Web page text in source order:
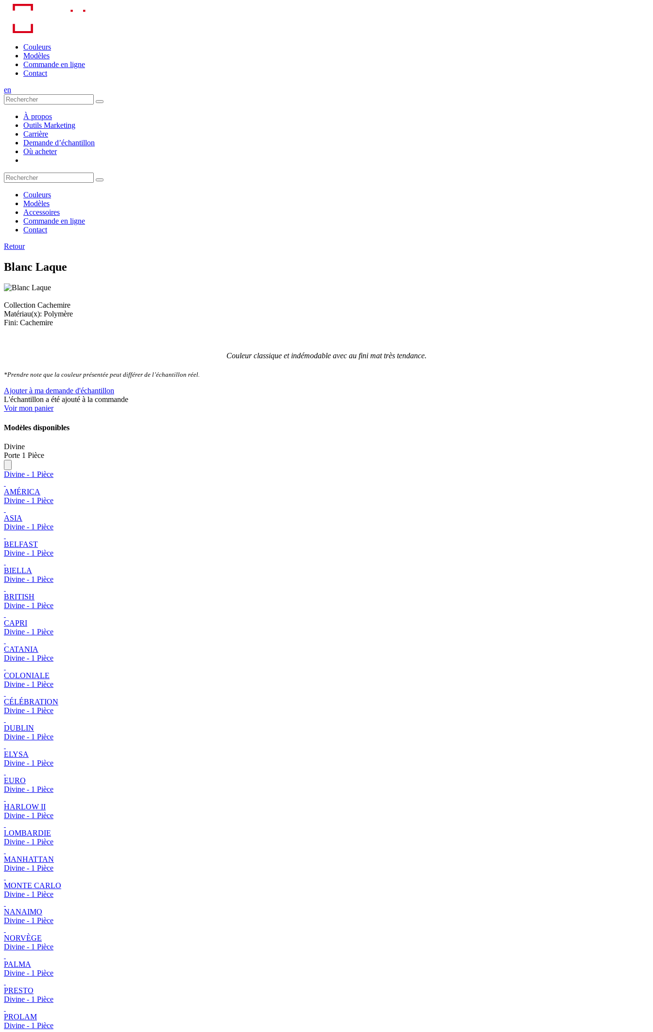
Skip
content
Couleurs
Modèles
Commande en ligne
Contact
en
À propos
Outils Marketing
Carrière
Demande d’échantillon
Où acheter
Couleurs
Modèles
Accessoires
Commande en ligne
Contact
Retour
Blanc Laque
Collection Cachemire
Matériau(x): Polymère
Fini: Cachemire
Couleur classique et indémodable avec au fini mat très tendance.
*Prendre note que la couleur présentée peut différer de l’échantillon réel.
Ajouter à ma demande d'échantillon
L'échantillon a été ajouté à la commande
Voir mon panier
Modèles disponibles
Divine
Porte 1 Pièce
Divine - 1 Pièce
AMÉRICA
Divine - 1 Pièce
ASIA
Divine - 1 Pièce
BELFAST
Divine - 1 Pièce
BIELLA
Divine - 1 Pièce
BRITISH
Divine - 1 Pièce
CAPRI
Divine - 1 Pièce
CATANIA
Divine - 1 Pièce
COLONIALE
Divine - 1 Pièce
CÉLÉBRATION
Divine - 1 Pièce
DUBLIN
Divine - 1 Pièce
ELYSA
Divine - 1 Pièce
EURO
Divine - 1 Pièce
HARLOW II
Divine - 1 Pièce
LOMBARDIE
Divine - 1 Pièce
MANHATTAN
Divine - 1 Pièce
MONTE CARLO
Divine - 1 Pièce
NANAIMO
Divine - 1 Pièce
NORVÈGE
Divine - 1 Pièce
PALMA
Divine - 1 Pièce
PRESTO
Divine - 1 Pièce
PROLAM
Divine - 1 Pièce